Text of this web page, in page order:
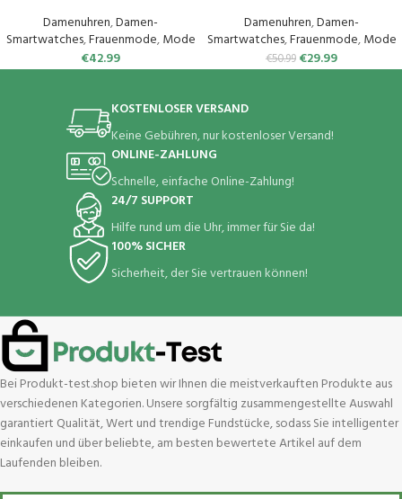
Menstruationszyklus, Pulsuhr,
Schlafmonitor, SpO2, IP68
Wasserdicht Schrittzähler
Fitness Tracker iOS Android
Damenuhren,Damen-
Smartwatches,Frauenmode,Mode
€42.99
Überwachung Pulsuhr
Schlafmonitor Schrittzähler Uhr
100+ Trainingsmodi Sportuhr
für Damen Herren Android iOS
Damenuhren,Damen-
Smartwatches,Frauenmode,Mode
€50.99 €29.99
KOSTENLOSER VERSAND
Keine Gebühren, nur kostenloser Versand!
ONLINE-ZAHLUNG
Schnelle, einfache Online-Zahlung!
24/7 SUPPORT
Hilfe rund um die Uhr, immer für Sie da!
100% SICHER
Sicherheit, der Sie vertrauen können!
Bei Produkt-test.shop bieten wir Ihnen die meistverkauften Produkte aus
verschiedenen Kategorien. Unsere sorgfältig zusammengestellte Auswahl
garantiert Qualität, Wert und trendige Fundstücke, sodass Sie intelligenter
einkaufen und über beliebte, am besten bewertete Artikel auf dem
Laufenden bleiben.